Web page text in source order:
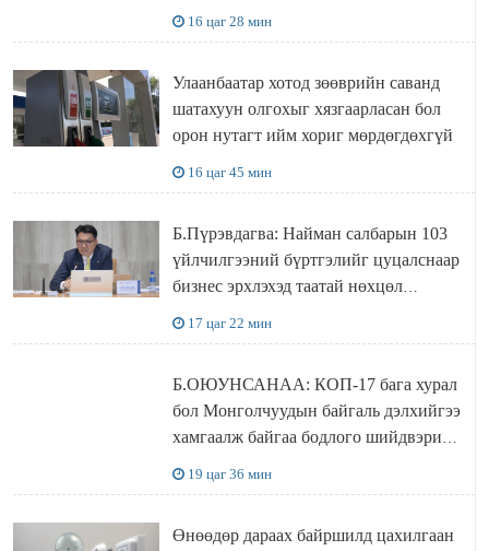
захирал дахин худалдаж авахаар
болжээ
16 цаг 28 мин
Улаанбаатар хотод зөөврийн саванд
шатахуун олгохыг хязгаарласан бол
орон нутагт ийм хориг мөрдөгдөхгүй
16 цаг 45 мин
Б.Пүрэвдагва: Найман салбарын 103
үйлчилгээний бүртгэлийг цуцалснаар
бизнес эрхлэхэд таатай нөхцөл
бүрдэнэ
17 цаг 22 мин
Б.ОЮУНСАНАА: КОП-17 бага хурал
бол Монголчуудын байгаль дэлхийгээ
хамгаалж байгаа бодлого шийдвэрийг
ДЭЛХИЙД СУРТАЛЧИЛАХ гол
бодлого
19 цаг 36 мин
Өнөөдөр дараах байршилд цахилгаан